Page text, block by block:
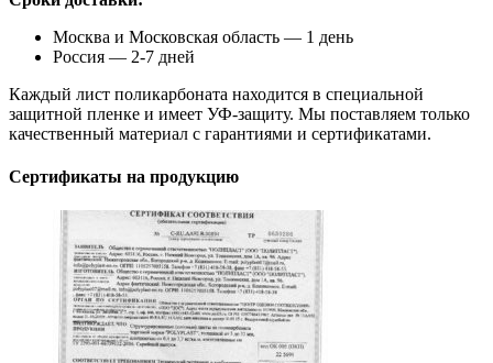
Москва и Московская область — 1 день
Россия — 2-7 дней
Каждый лист поликарбоната находится в специальной
защитной пленке и имеет УФ-защиту. Мы поставляем только
качественный материал с гарантиями и сертификатами.
Сертификаты на продукцию